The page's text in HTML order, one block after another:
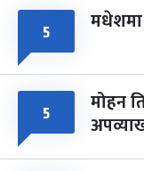
५ मधेशमा
५ मोहन